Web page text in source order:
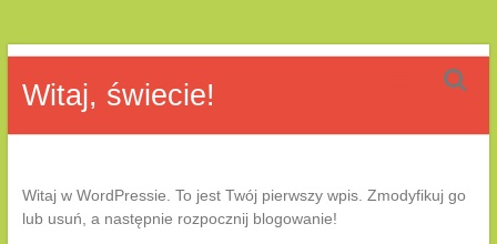
Skip
content
DK
Team
Witaj, świecie!
Witaj w WordPressie. To jest Twój pierwszy wpis. Zmodyfikuj go
lub usuń, a następnie rozpocznij blogowanie!